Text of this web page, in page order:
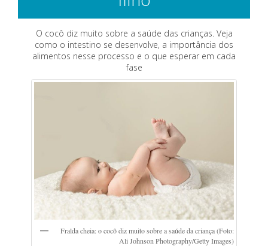
O cocô diz muito sobre a saúde das crianças. Veja
como o intestino se desenvolve, a importância dos
alimentos nesse processo e o que esperar em cada
fase
Fralda cheia: o cocô diz muito sobre a saúde da criança (Foto:
Ali Johnson Photography/Getty Images)